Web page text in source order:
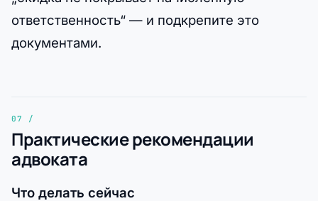
ответственность“ — и подкрепите это
документами.
Практические рекомендации
адвоката
Что делать сейчас